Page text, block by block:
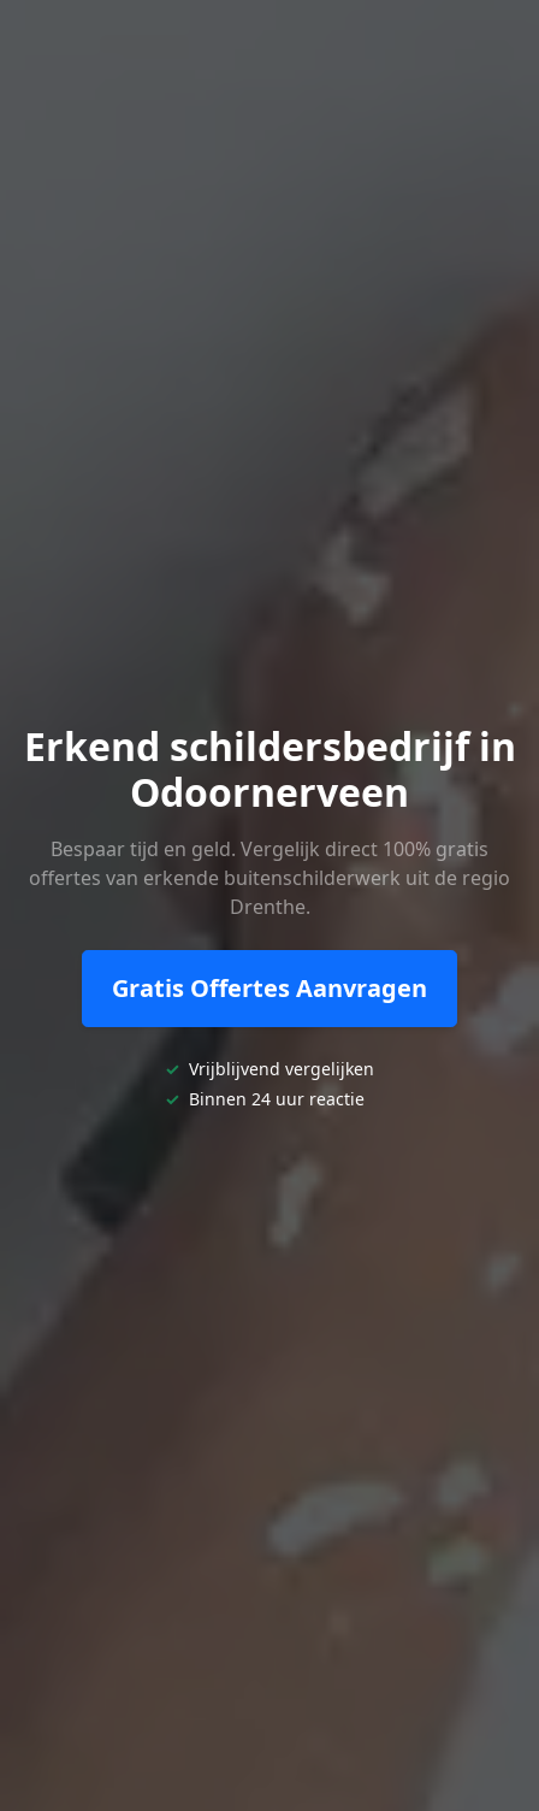
Erkend schildersbedrijf in
Odoornerveen
Bespaar tijd en geld. Vergelijk direct 100% gratis
offertes van erkende buitenschilderwerk uit de regio
Drenthe.
Gratis Offertes Aanvragen
✓ Vrijblijvend vergelijken
✓ Binnen 24 uur reactie